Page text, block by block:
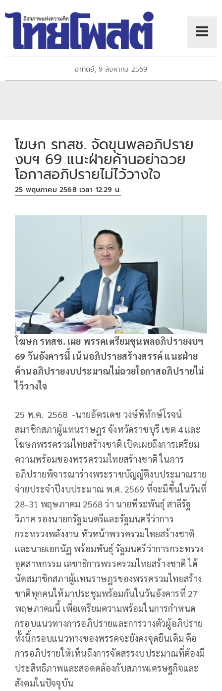
อาทิตย์, 9 สิงหาคม 2569
โฆษก รทสช. จัดขุนพลอภิปราย
งบฯ 69 แนะฝ่ายค้านอย่าฉวย
โอกาสอภิปรายไม่ไว้วางใจ
25 พฤษภาคม 2568 เวลา 12:29 น.
โฆษก รทสช. เผย พรรคเตรียมขุนพลอภิปรายงบฯ
69 วันอังคารนี้ เน้นอภิปรายสร้างสรรค์ แนะฝ่าย
ค้านอภิปรายงบประมาณไม่ฉวยโอกาสอภิปรายไม่
ไว้วางใจ
25 พ.ค. 2568 -นายอัครเดช วงษ์พิทักษ์โรจน์
สมาชิกสภาผู้แทนราษฎร จังหวัดราชบุรี เขต 4 และ
โฆษกพรรครวมไทยสร้างชาติ เปิดเผยถึงการเตรียม
ความพร้อมของพรรครวมไทยสร้างชาติ ในการ
อภิปรายพิจารณาร่างพระราชบัญญัติงบประมาณราย
จ่ายประจำปีงบประมาณ พ.ศ. 2569 ที่จะมีขึ้นในวันที่
28-31 พฤษภาคม 2568 ว่า นายพีระพันธุ์ สาลีรัฐ
วิภาค รองนายกรัฐมนตรีและรัฐมนตรีว่าการ
กระทรวงพลังงาน หัวหน้าพรรครวมไทยสร้างชาติ
และนายเอกนัฏ พร้อมพันธุ์ รัฐมนตรีว่าการกระทรวง
อุตสาหกรรม เลขาธิการพรรครวมไทยสร้างชาติ ได้
นัดสมาชิกสภาผู้แทนราษฎรของพรรครวมไทยสร้าง
ชาติทุกคนให้มาประชุมพร้อมกันในวันอังคารที่ 27
พฤษภาคมนี้ เพื่อเตรียมความพร้อมในการกำหนด
กรอบแนวทางการอภิปรายและการวางตัวผู้อภิปราย
ทั้งนี้กรอบแนวทางของพรรคจะยังคงจุดยืนเดิม คือ
การอภิปรายให้เห็นถึงการจัดสรรงบประมาณที่ต้องมี
ประสิทธิภาพและสอดคล้องกับสภาพเศรษฐกิจและ
สังคมในปัจจุบัน